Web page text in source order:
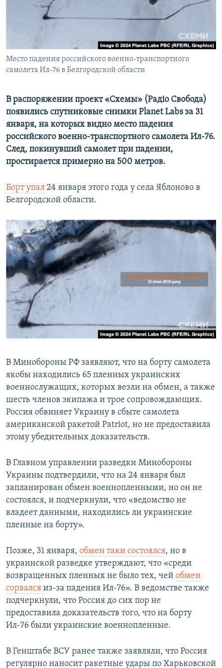
ПОБЕДИТЕЛЕЙ НЕ СУДЯТ?
КРЫМ.НЕПОКОРЕННЫЙ
УКРАИНСКАЯ ПРОБЛЕМА КРЫМА
ПРИСОЕДИНЯЙТЕСЬ!
Место падения российского военно-транспортного
самолета Ил-76 в Белгородской области
В распоряжении проект «Схемы» (Радіо Свобода)
появились спутниковые снимки Planet Labs за 31
января, на которых видно место падения
российского военно-транспортного самолета Ил-76.
След, покинувший самолет при падении,
простирается примерно на 500 метров.
Борт упал 24 января этого года у села Яблоново в
Белгородской области.
В Минобороны РФ заявляют, что на борту самолета
якобы находились 65 пленных украинских
военнослужащих, которых везли на обмен, а также
шесть членов экипажа и трое сопровождающих.
Россия обвиняет Украину в сбыте самолета
американской ракетой Patriot, но не предоставила
этому убедительных доказательств.
В Главном управлении разведки Минобороны
Украины подтвердили, что на 24 января был
запланирован обмен военнопленными, но он не
состоялся, и подчеркнули, что «ведомство не
владеет данными, находились ли украинские
пленные на борту».
Позже, 31 января, обмен таки состоялся, но в
украинской разведке утверждают, что «среди
возвращенных пленных не было тех, чей обмен
сорвался из-за падения Ил-76». В ведомстве также
подчеркнули, что Россия до сих пор не
предоставила доказательств того, что на борту
Ил-76 были украинские военнопленные.
В Генштабе ВСУ ранее также заявляли, что Россия
регулярно наносит ракетные удары по Харьковской